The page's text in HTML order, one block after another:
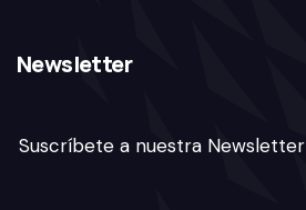
Newsletter
Suscríbete a nuestra Newsletter